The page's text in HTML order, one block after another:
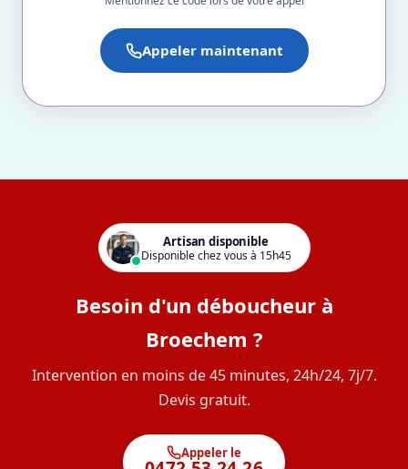
Appeler maintenant
Artisan disponible
Disponible chez vous à 15h45
Besoin d'un déboucheur à
Broechem ?
Intervention en moins de 45 minutes, 24h/24, 7j/7.
Devis gratuit.
Appeler le